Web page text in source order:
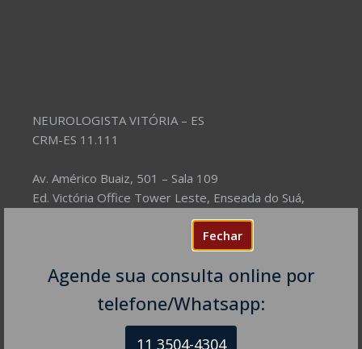
Fechar
Agende sua consulta online por
telefone/Whatsapp:
11 3504-4304
NEUROLOGISTA VITÓRIA – ES
CRM-ES 11.111
Av. Américo Buaiz, 501 – Sala 109
Ed. Victória Office Tower Leste, Enseada do Suá,
Vitória – ES, CEP: 29050-911
(27) 99707-3433
(27) 99886-7489